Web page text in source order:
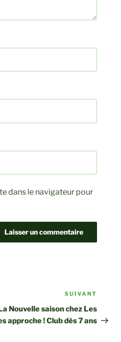
dans le navigateur pour
suivant
SUIVANT
Nouvelle saison chez Les
approche ! Club dès 7 ans